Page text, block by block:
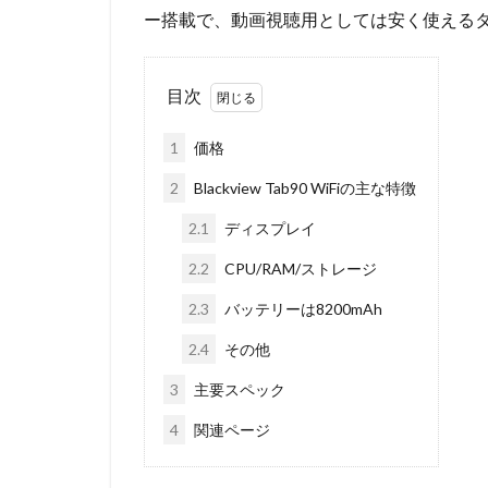
ー搭載で、動画視聴用としては安く使える
目次
1 価格
2 Blackview Tab90 WiFiの主な特徴
2.1 ディスプレイ
2.2 CPU/RAM/ストレージ
2.3 バッテリーは8200mAh
2.4 その他
3 主要スペック
4 関連ページ